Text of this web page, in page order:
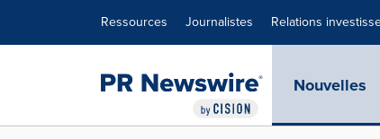
Ressources Journalistes Relations
Nouvelles